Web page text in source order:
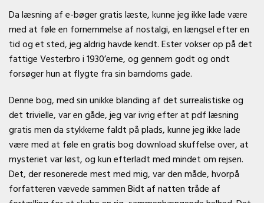
Da læsning af e-bøger gratis læste, kunne jeg ikke lade være
med at føle en fornemmelse af nostalgi, en længsel efter en
tid og et sted, jeg aldrig havde kendt. Ester vokser op på det
fattige Vesterbro i 1930’erne, og gennem godt og ondt
forsøger hun at flygte fra sin barndoms gade.
Denne bog, med sin unikke blanding af det surrealistiske og
det trivielle, var en gåde, jeg var ivrig efter at pdf læsning
gratis men da stykkerne faldt på plads, kunne jeg ikke lade
være med at føle en gratis bog download skuffelse over, at
mysteriet var løst, og kun efterladt med mindet om rejsen.
Det, der resonerede mest med mig, var den måde, hvorpå
forfatteren vævede sammen Bidt af natten tråde af